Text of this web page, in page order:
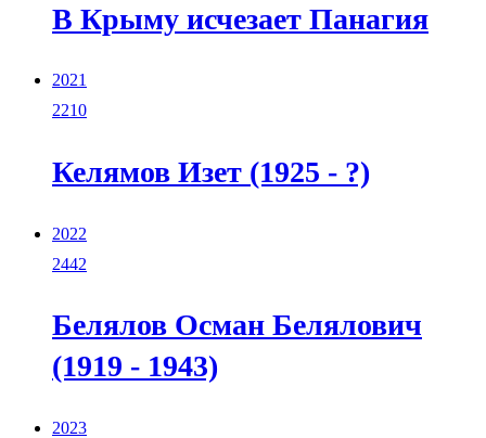
В Крыму исчезает Панагия
2021
2210
Келямов Изет (1925 - ?)
2022
2442
Белялов Осман Белялович
(1919 - 1943)
2023